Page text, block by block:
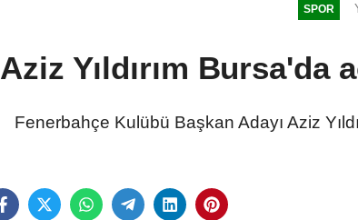
SPOR
Aziz Yıldırım
Fenerbahçe Kulübü Başkan Adayı Aziz